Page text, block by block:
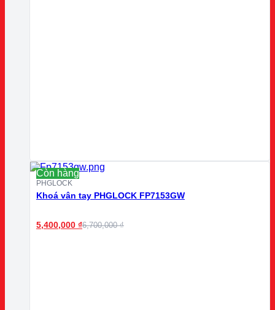
Còn hàng
PHGLOCK
Khoá vân tay PHGLOCK FP7153GW
5,400,000 ₫6,700,000₫